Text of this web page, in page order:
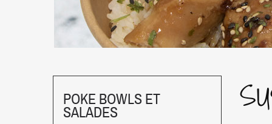
POKE BOWLS ET
SALADES